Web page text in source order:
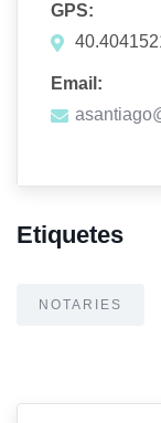
GPS:
Email:
Etiquetes
NOTARIES